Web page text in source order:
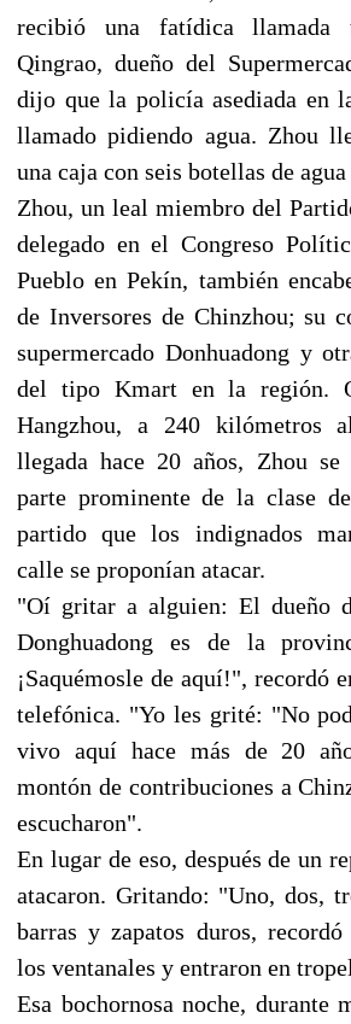
recibió una fatídica llamada
Qingrao, dueño del
dijo que la policía asediada en
llamado pidiendo agua. Zhou
una caja con seis botellas de
Zhou, un leal miembro del
delegado en el Congreso
Pueblo en Pekín, también
de Inversores de Chinzhou; su
supermercado Donhuadong y
del tipo Kmart en la región.
Hangzhou, a 240 kilómetros
llegada hace 20 años, Zhou
parte prominente de la clase
partido que los indignados
calle se proponían atacar.
"Oí gritar a alguien: El dueño
Donghuadong es de la
¡Saquémosle de aquí!", recordó
telefónica. "Yo les grité: "No
vivo aquí hace más de 20
montón de contribuciones a
escucharon".
En lugar de eso, después de un
atacaron. Gritando: "Uno, dos,
barras y zapatos duros,
los ventanales y entraron en
Esa bochornosa noche, durante